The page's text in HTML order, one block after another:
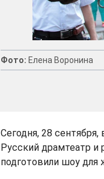
Фото: Елена Воронина
Сегодня, 28
Русский драмтеатр
подготовили шоу для